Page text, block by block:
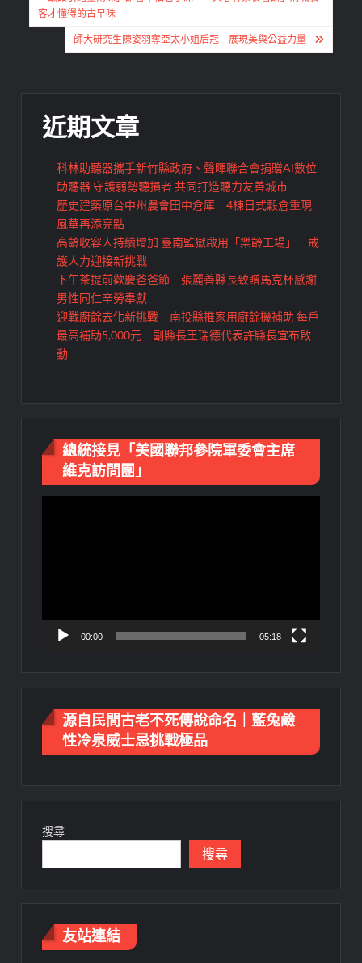
導客才懂得的古早味
師大研究生陳姿羽奪亞太小姐后冠 展現美與公益力量
近期文章
科林助聽器攜手新竹縣政府、聲暉聯合會捐贈AI數位
助聽器 守護弱勢聽損者 共同打造聽力友善城市
歷史建築原台中州農會田中倉庫 4棟日式穀倉重現
風華再添亮點
高齡收容人持續增加 臺南監獄啟用「樂齡工場」 戒
護人力迎接新挑戰
下午茶提前歡慶爸爸節 張麗善縣長致贈馬克杯感謝
男性同仁辛勞奉獻
迎戰廚餘去化新挑戰 南投縣推家用廚餘機補助 每戶
最高補助5,000元 副縣長王瑞德代表許縣長宣布啟
動
總統接見「美國聯邦參院軍委會主席
維克訪問團」
00:00 05:18
源自民間古老不死傳說命名｜藍兔鹼
性冷泉威士忌挑戰極品
搜尋
搜尋
友站連結